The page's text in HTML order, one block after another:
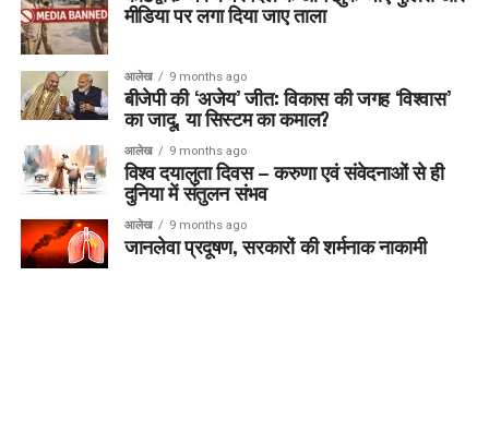
मीडिया पर लगा दिया जाए ताला
आलेख 9 months ago
बीजेपी की ‘अजेय’ जीत: विकास की जगह ‘विश्वास’
का जादू, या सिस्टम का कमाल?
आलेख 9 months ago
विश्व दयालुता दिवस – करुणा एवं संवेदनाओं से ही
दुनिया में संतुलन संभव
आलेख 9 months ago
जानलेवा प्रदूषण, सरकारों की शर्मनाक नाकामी